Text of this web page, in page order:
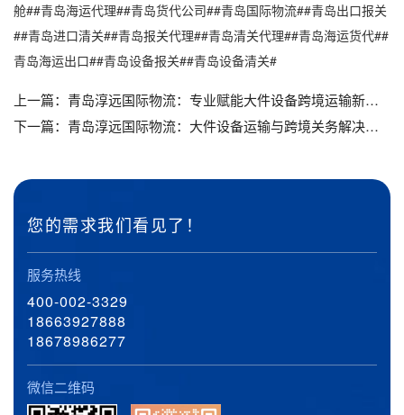
舱##青岛海运代理##青岛货代公司##青岛国际物流##青岛出口报关
##青岛进口清关##青岛报关代理##青岛清关代理##青岛海运货代##
青岛海运出口##青岛设备报关##青岛设备清关#
上一篇： 青岛淳远国际物流：专业赋能大件设备跨境运输新格局
下一篇： 青岛淳远国际物流：大件设备运输与跨境关务解决方案的行业领航者
您的需求我们看见了！
服务热线
400-002-3329
18663927888
18678986277
微信二维码